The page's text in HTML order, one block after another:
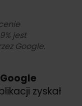
jest
Google.
zyskał